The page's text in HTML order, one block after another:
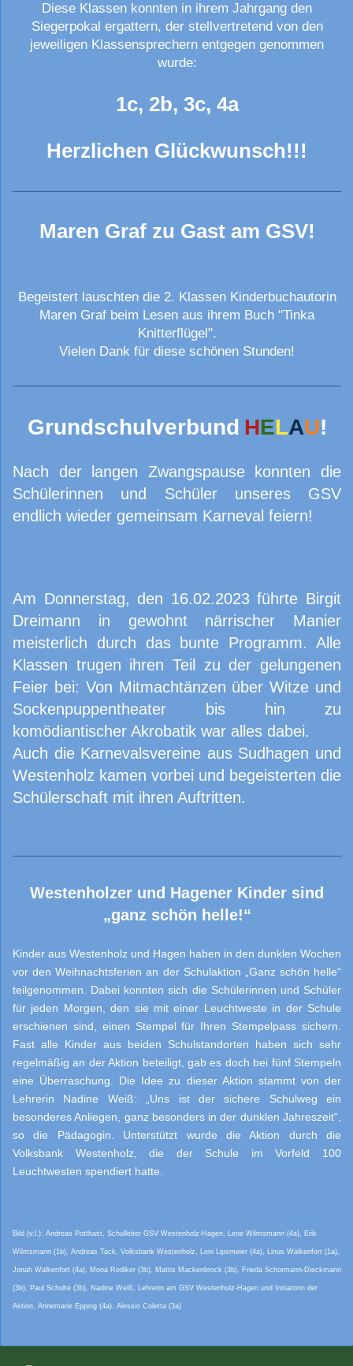
Diese Klassen konnten in ihrem Jahrgang den
Siegerpokal ergattern, der stellvertretend von den
jeweiligen Klassensprechern entgegen genommen
wurde:
1c, 2b, 3c, 4a
Herzlichen Glückwunsch!!!
Maren Graf zu Gast am GSV!
Begeistert lauschten die 2. Klassen Kinderbuchautorin
Maren Graf beim Lesen aus ihrem Buch "Tinka
Knitterflügel".
Vielen Dank für diese schönen Stunden!
Grundschulverbund HELAU!
Nach der langen Zwangspause konnten die
Schülerinnen und Schüler unseres GSV
endlich wieder gemeinsam Karneval feiern!
Am Donnerstag, den 16.02.2023 führte Birgit
Dreimann in gewohnt närrischer Manier
meisterlich durch das bunte Programm. Alle
Klassen trugen ihren Teil zu der gelungenen
Feier bei: Von Mitmachtänzen über Witze und
Sockenpuppentheater bis hin zu
komödiantischer Akrobatik war alles dabei.
Auch die Karnevalsvereine aus Sudhagen und
Westenholz kamen vorbei und begeisterten die
Schülerschaft mit ihren Auftritten.
Westenholzer und Hagener Kinder sind
„ganz schön helle!“
Kinder aus Westenholz und Hagen haben in den dunklen Wochen
vor den Weihnachtsferien an der Schulaktion „Ganz schön helle“
teilgenommen. Dabei konnten sich die Schülerinnen und Schüler
für jeden Morgen, den sie mit einer Leuchtweste in der Schule
erschienen sind, einen Stempel für Ihren Stempelpass sichern.
Fast alle Kinder aus beiden Schulstandorten haben sich sehr
regelmäßig an der Aktion beteiligt, gab es doch bei fünf Stempeln
eine Überraschung. Die Idee zu dieser Aktion stammt von der
Lehrerin Nadine Weiß: „Uns ist der sichere Schulweg ein
besonderes Anliegen, ganz besonders in der dunklen Jahreszeit“,
so die Pädagogin. Unterstützt wurde die Aktion durch die
Volksbank Westenholz, die der Schule im Vorfeld 100
Leuchtwesten spendiert hatte.
Bild (v.l.): Andreas Potthast, Schulleiter GSV Westenholz-Hagen, Lene Wilmsmann (4a), Erik
Wilmsmann (1b), Andreas Tack, Volksbank Westenholz, Leni Lipsmeier (4a), Linus Walkenfort (1a),
Jonah Walkenfort (4a), Mona Rediker (3b), Mattis Mackenbrock (3b), Frieda Schormann-Dieckmann
(3b), Paul Schulte (3b), Nadine Weiß, Lehrerin am GSV Westenholz-Hagen und Initiatorin der
Aktion, Annemarie Epping (4a), Alessio Coletta (3a)